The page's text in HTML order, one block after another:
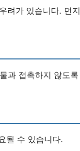
려가 있습니다. 먼지
과 접촉하지 않도록
될 수 있습니다.